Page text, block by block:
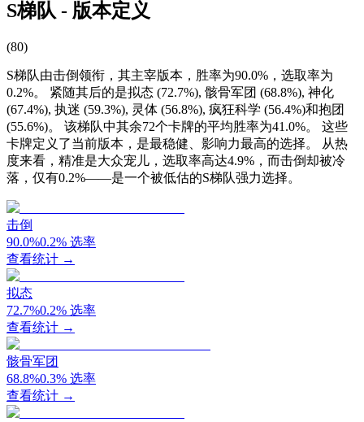
S梯队 - 版本定义
(80)
S梯队由击倒领衔，其主宰版本，胜率为90.0%，选取率为
0.2%。 紧随其后的是拟态 (72.7%), 骸骨军团 (68.8%), 神化
(67.4%), 执迷 (59.3%), 灵体 (56.8%), 疯狂科学 (56.4%)和抱团
(55.6%)。 该梯队中其余72个卡牌的平均胜率为41.0%。 这些
卡牌定义了当前版本，是最稳健、影响力最高的选择。 从热
度来看，精准是大众宠儿，选取率高达4.9%，而击倒却被冷
落，仅有0.2%——是一个被低估的S梯队强力选择。
击倒
90.0%0.2% 选率
查看统计 →
拟态
72.7%0.2% 选率
查看统计 →
骸骨军团
68.8%0.3% 选率
查看统计 →